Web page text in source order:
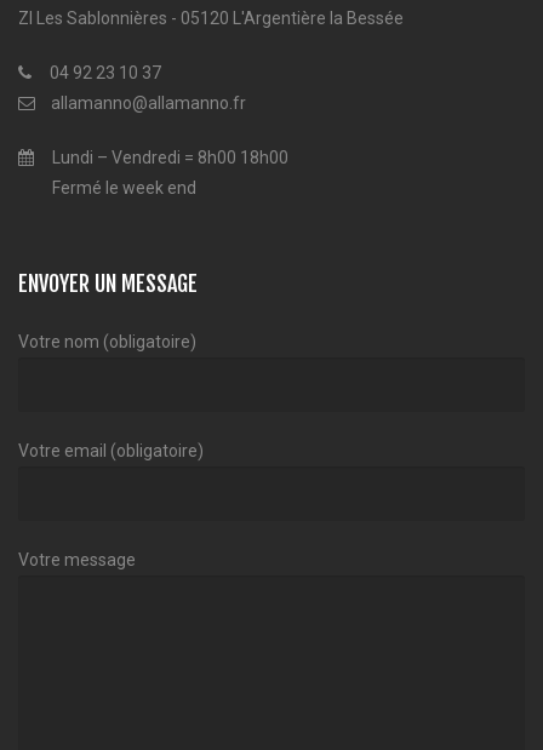
ZI Les Sablonnières - 05120 L'Argentière la Bessée
04 92 23 10 37
allamanno@allamanno.fr
Lundi – Vendredi = 8h00 18h00
Fermé le week end
ENVOYER UN MESSAGE
Votre nom (obligatoire)
Votre email (obligatoire)
Votre message